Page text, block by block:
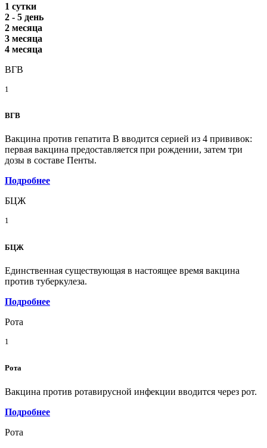
1 сутки
2 - 5 день
2 месяца
3 месяца
4 месяца
ВГВ
1
ВГВ
Вакцина против гепатита В вводится серией из 4 прививок:
первая вакцина предоставляется при рождении, затем три
дозы в составе Пенты.
Подробнее
БЦЖ
1
БЦЖ
Единственная существующая в настоящее время вакцина
против туберкулеза.
Подробнее
Рота
1
Рота
Вакцина против ротавирусной инфекции вводится через рот.
Подробнее
Рота